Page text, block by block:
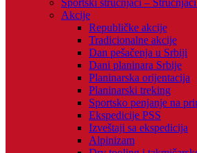
Sportski stručnjaci –
Akcije
Republičke akcije
Tradicionalne akcije
Dan pešačenja u Srbiji
Dani planinara Srbije
Planinarska orijentacija
Planinarski treking
Sportsko penjanje na
Ekspedicije PSS
Izveštaji sa ekspedicija
Alpinizam